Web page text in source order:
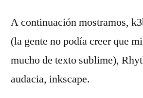
A continuación mostramos,
(la gente no podía creer que
mucho de texto sublime),
audacia, inkscape.